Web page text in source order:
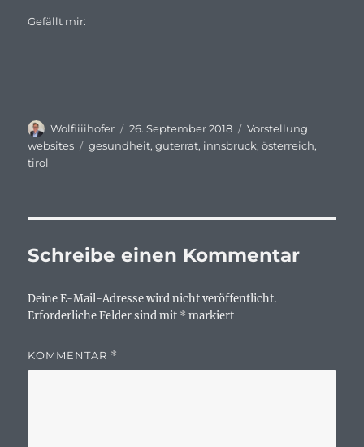
Gefällt mir:
Autor
Wolfiiiihofer
Veröffentlicht
am
26. September 2018 Kategorien
Vorstellung
websites
Schlagwörter
gesundheit,guterrat, innsbruck,österreich,
tirol
Schreibe einen Kommentar
Deine E-Mail-Adresse wird nicht veröffentlicht.
Erforderliche Felder sind mit * markiert
KOMMENTAR *